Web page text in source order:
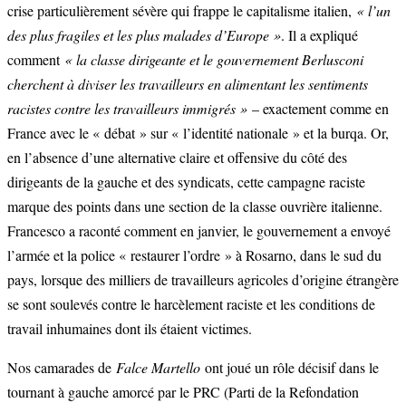
crise particulièrement sévère qui frappe le capitalisme italien, « l’un
des plus fragiles et les plus malades d’Europe ». Il a expliqué
comment « la classe dirigeante et le gouvernement Berlusconi
cherchent à diviser les travailleurs en alimentant les sentiments
racistes contre les travailleurs immigrés » – exactement comme en
France avec le « débat » sur « l’identité nationale » et la burqa. Or,
en l’absence d’une alternative claire et offensive du côté des
dirigeants de la gauche et des syndicats, cette campagne raciste
marque des points dans une section de la classe ouvrière italienne.
Francesco a raconté comment en janvier, le gouvernement a envoyé
l’armée et la police « restaurer l’ordre » à Rosarno, dans le sud du
pays, lorsque des milliers de travailleurs agricoles d’origine étrangère
se sont soulevés contre le harcèlement raciste et les conditions de
travail inhumaines dont ils étaient victimes.
Nos camarades de Falce Martello ont joué un rôle décisif dans le
tournant à gauche amorcé par le PRC (Parti de la Refondation